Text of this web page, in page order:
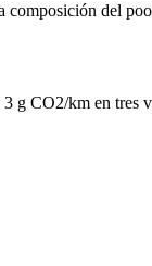
composición del
g CO2/km en tres